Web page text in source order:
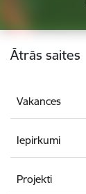
Kājene
Ātrās saites
Vakances
Iepirkumi
Projekti